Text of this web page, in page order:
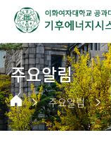
주요알림
주요알림